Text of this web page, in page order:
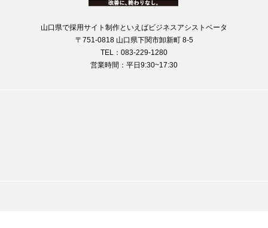
山口県で採用サイト制作といえばビジネスアシストベータ
〒751-0818 山口県下関市卸新町 8-5
TEL：083-229-1280
営業時間：平日9:30~17:30